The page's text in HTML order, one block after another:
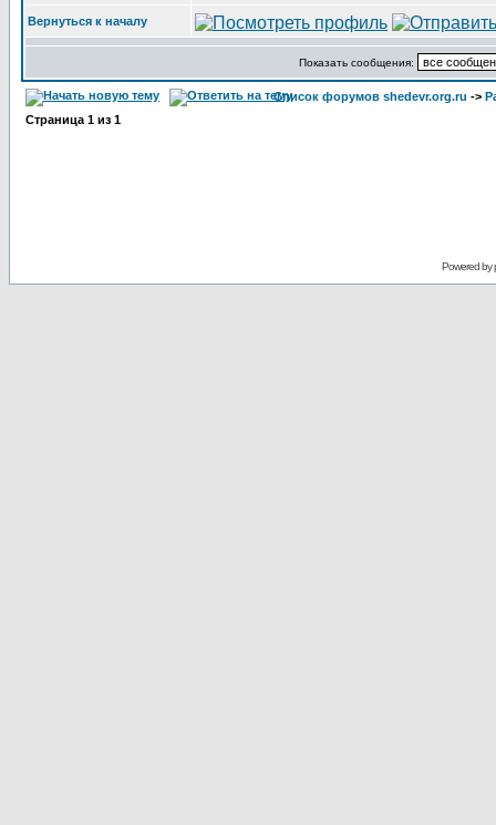
Вернуться к началу
Показать сообщения:
Список форумов shedevr.org.ru ->
Страница 1 из 1
Powered by